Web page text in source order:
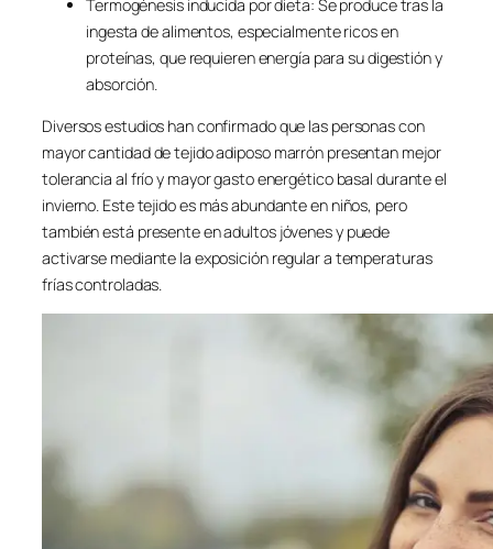
Termogénesis inducida por dieta: Se produce tras la
ingesta de alimentos, especialmente ricos en
proteínas, que requieren energía para su digestión y
absorción.
Diversos estudios han confirmado que las personas con
mayor cantidad de tejido adiposo marrón presentan mejor
tolerancia al frío y mayor gasto energético basal durante el
invierno. Este tejido es más abundante en niños, pero
también está presente en adultos jóvenes y puede
activarse mediante la exposición regular a temperaturas
frías controladas.